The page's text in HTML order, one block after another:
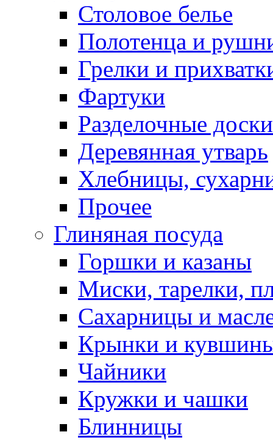
Столовое белье
Полотенца и
Грелки и
Фартуки
Разделочные доски
Деревянная утварь
Хлебницы,
Прочее
Глиняная посуда
Горшки и казаны
Миски, тарелки,
Сахарницы и
Крынки и
Чайники
Кружки и чашки
Блинницы